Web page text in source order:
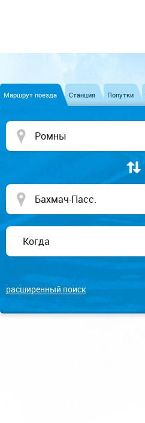
Маршрут поезда Станция Попутки
расширенный поиск